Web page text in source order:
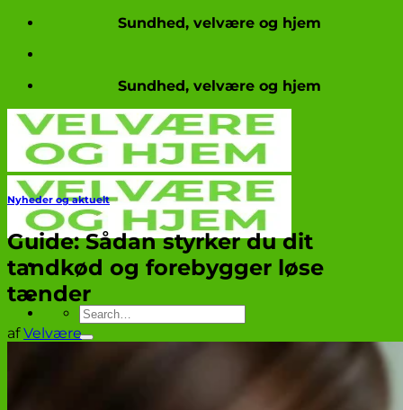
Fortsæt
indhold
Sundhed, velvære og hjem
Sundhed, velvære og hjem
Nyheder og aktuelt
Guide: Sådan styrker du dit
tandkød og forebygger løse
tænder
afVelvære